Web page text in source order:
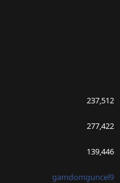
237,512
277,422
139,446
gamdomguncel9